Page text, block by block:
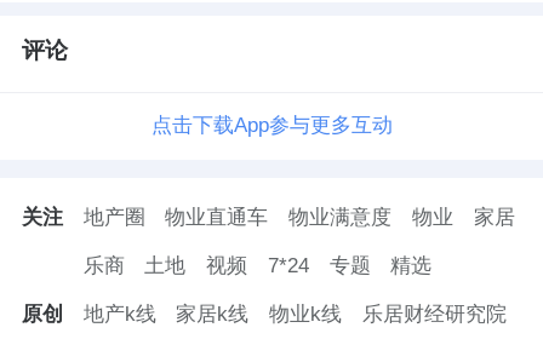
评论
点击下载App参与更多互动
关注 地产圈 物业直通车 物业满意度 物业 家居
乐商 土地 视频 7*24 专题 精选
原创 地产k线 家居k线 物业k线 乐居财经研究院